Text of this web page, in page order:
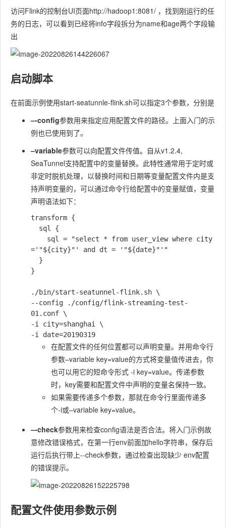
访问Flink的控制台UI页面http://hadoop1:8081/ ，找到刚运行的任
务的日志，可以看到已经将info字段拆分为name和age两个字段输
出
启动脚本
在前面示例使用start-seatunnle-flink.sh可以指定3个参数，分别是
–-config参数用来指定应用配置文件的路径。上面入门的示
例也已使用到了。
–variable参数可以向配置文件传值。自从v1.2.4,
SeaTunnel支持配置中的变量替换。此特性通常用于定时或
非定时脱机处理，以替换时间和日期等变量配置文件内是支
持声明变量的，可以通过命令行给配置中的变量赋值，变量
声明语法如下：
transform {
='"${city}"' and dt = '"${date}"'"
}
./bin/start-seatunnel-flink.sh \
--config ./config/flink-streaming-test-
01.conf \
-i city=shanghai \
在配置文件的任何位置都可以声明变量。并用命令行
参数–variable key=value的方式将变量值传进去，你
也可以用它的短命令形式 -i key=value。传递参数
时，key需要和配置文件中声明的变量名保持一致。
如果需要传递多个参数，那就在命令行里面传递多
个-i或–variable key=value。
–-check参数用来检查config语法是否合法。将入门示例故
意修改错误格式，在第一行env前面加hello字符串，保存后
运行后执行带上--check参数，通过检查出现缺少 env配置
的错误提示。
配置文件使用参数示例